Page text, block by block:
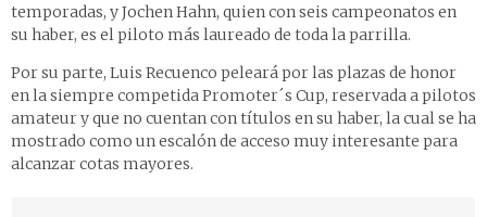
temporadas, y Jochen Hahn, quien con seis campeonatos en
su haber, es el piloto más laureado de toda la parrilla.
Por su parte, Luis Recuenco peleará por las plazas de honor
en la siempre competida Promoter´s Cup, reservada a pilotos
amateur y que no cuentan con títulos en su haber, la cual se ha
mostrado como un escalón de acceso muy interesante para
alcanzar cotas mayores.